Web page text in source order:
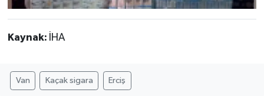
Kaynak: İHA
Van Kaçak sigara Erciş